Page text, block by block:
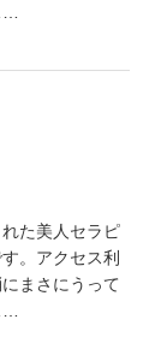
た美人セラピ
。アクセス利
まさにうって